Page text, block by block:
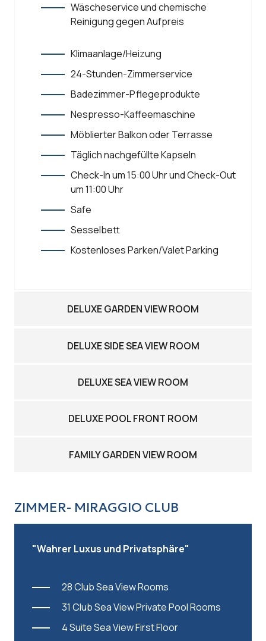
Wäscheservice und chemische
Reinigung gegen Aufpreis
Klimaanlage/Heizung
24-Stunden-Zimmerservice
Badezimmer-Pflegeprodukte
Nespresso-Kaffeemaschine
Möblierter Balkon oder Terrasse
Täglich nachgefüllte Kapseln
Check-In um 15:00 Uhr und Check-Out
um 11:00 Uhr
Safe
Sesselbett
Kostenloses Parken/Valet Parking
DELUXE GARDEN VIEW ROOM
DELUXE SIDE SEA VIEW ROOM
DELUXE SEA VIEW ROOM
DELUXE POOL FRONT ROOM
FAMILY GARDEN VIEW ROOM
ZIMMER- MIRAGGIO CLUB
"Wahrer Luxus und Privatsphäre"
28 Club Sea View Rooms
31 Club Sea View Private Pool Rooms
4 Suite Sea View First Floor